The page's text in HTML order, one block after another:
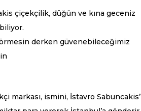
çiçekçilik, düğün ve kına geceniz
derken güvenebileceğimiz
markası, ismini, İstavro Sabuncakis’